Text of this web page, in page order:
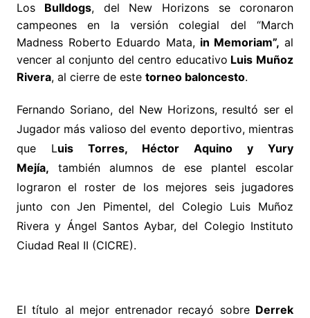
Los Bulldogs, del New Horizons se coronaron
campeones en la versión colegial del “March
Madness Roberto Eduardo Mata, in Memoriam”,al
vencer al conjunto del centro educativo Luis Muñoz
Rivera, al cierre de este torneo baloncesto.
Fernando Soriano, del New Horizons, resultó ser el
Jugador más valioso del evento deportivo, mientras
que Luis Torres, Héctor Aquino y Yury
Mejía, también alumnos de ese plantel escolar
lograron el roster de los mejores seis jugadores
junto con Jen Pimentel, del Colegio Luis Muñoz
Rivera y Ángel Santos Aybar, del Colegio Instituto
Ciudad Real II (CICRE).
El título al mejor entrenador recayó sobre Derrek